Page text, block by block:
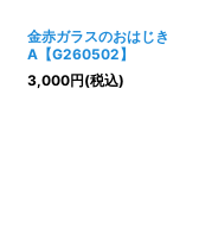
金赤ガラスのおはじき
A【G260502】
3,000円(税込)